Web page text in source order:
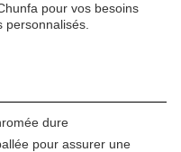
pour vos besoins
dure
pour assurer une